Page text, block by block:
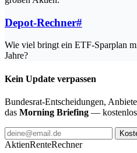
Depot-Rechner#
Wie viel bringt ein ETF-Sparplan
Jahre?
Kein Update verpassen
Bundesrat-Entscheidungen,
das Morning Briefing — kostenlos
AktienRenteRechner